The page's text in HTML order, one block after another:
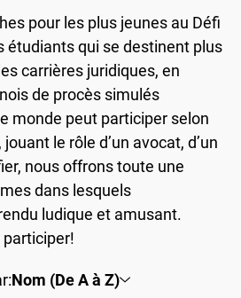
pour les plus jeunes au Défi
étudiants qui se destinent plus
carrières juridiques, en
de procès simulés
monde peut participer selon
le rôle d’un avocat, d’un
nous offrons toute une
dans lesquels
ludique et amusant.
participer!
Nom (De A à Z)